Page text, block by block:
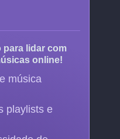
para lidar com
online!
música
playlists e